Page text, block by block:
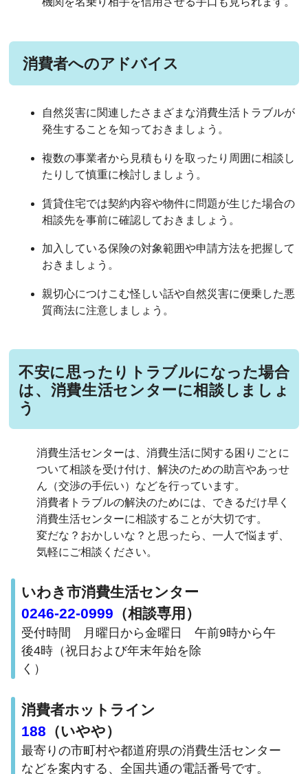
消費者へのアドバイス
自然災害に関連したさまざまな消費生活トラブルが
発生することを知っておきましょう。
複数の事業者から見積もりを取ったり周囲に相談し
たりして慎重に検討しましょう。
賃貸住宅では契約内容や物件に問題が生じた場合の
相談先を事前に確認しておきましょう。
加入している保険の対象範囲や申請方法を把握して
おきましょう。
親切心につけこむ怪しい話や自然災害に便乗した悪
質商法に注意しましょう。
不安に思ったりトラブルになった場合
は、消費生活センターに相談しましょ
う
消費生活センターは、消費生活に関する困りごとに
ついて相談を受け付け、解決のための助言やあっせ
ん（交渉の手伝い）などを行っています。
消費者トラブルの解決のためには、できるだけ早く
消費生活センターに相談することが大切です。
変だな？おかしいな？と思ったら、一人で悩まず、
気軽にご相談ください。
いわき市消費生活センター
0246-22-0999 （相談専用）
受付時間 月曜日から金曜日 午前9時から午
後4時（祝日および年末年始を除
く）
消費者ホットライン
188 （いやや）
最寄りの市町村や都道府県の消費生活センター
などを案内する、全国共通の電話番号です。